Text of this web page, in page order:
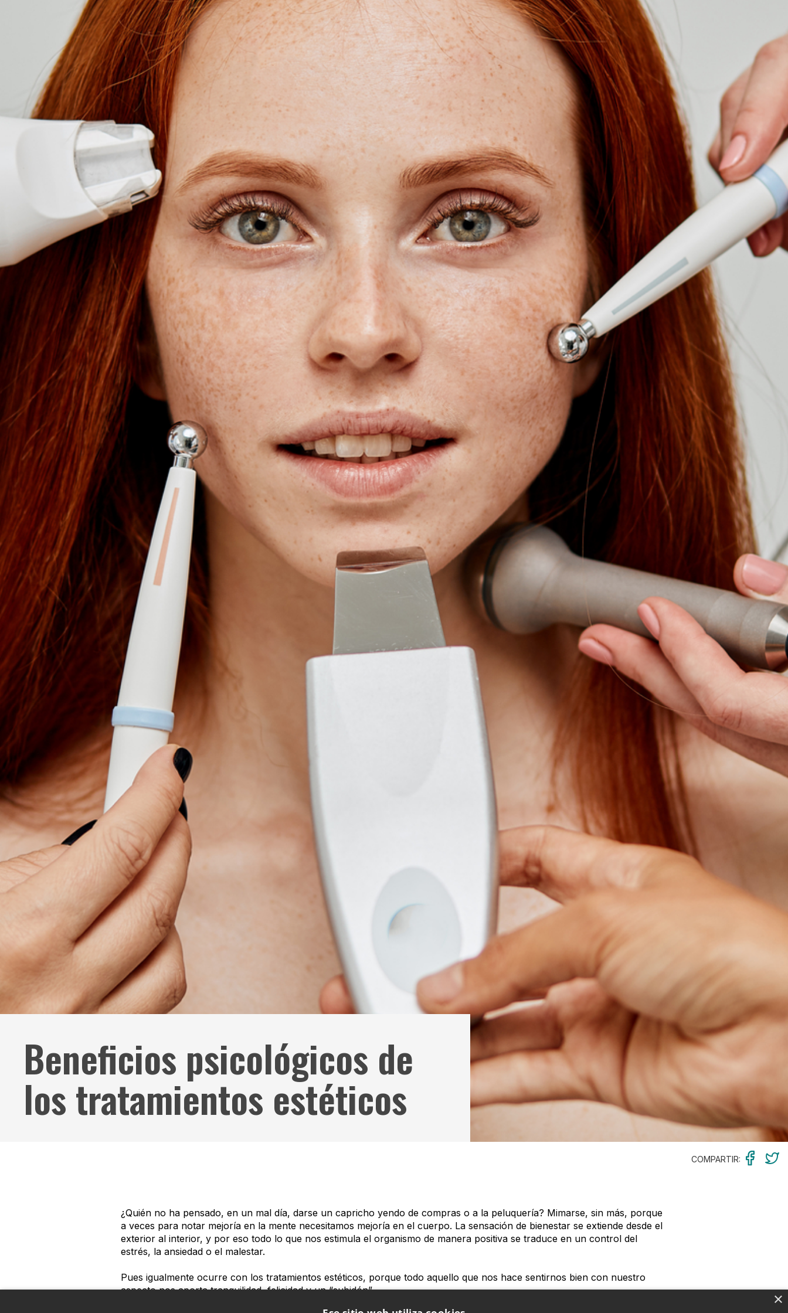
Beneficios psicológicos de
los tratamientos estéticos
COMPARTIR:
¿Quién no ha pensado, en un mal día, darse un capricho yendo de compras o a la peluquería? Mimarse, sin más, porque
a veces para notar mejoría en la mente necesitamos mejoría en el cuerpo. La sensación de bienestar se extiende desde el
exterior al interior, y por eso todo lo que nos estimula el organismo de manera positiva se traduce en un control del
estrés, la ansiedad o el malestar.
Pues igualmente ocurre con los tratamientos estéticos, porque todo aquello que nos hace sentirnos bien con nuestro
aspecto nos aporta tranquilidad, felicidad y un “subidón”.
×